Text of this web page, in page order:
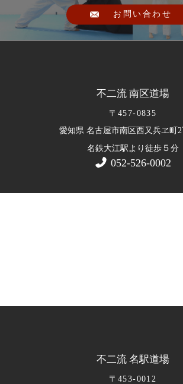
お問い合わせ
不二流 南区道場
〒457-0835
愛知県 名古屋市南区西又兵ヱ町2
名鉄大江駅より徒歩５ 分
052-526-0002
不二流 名駅道場
〒453-0012